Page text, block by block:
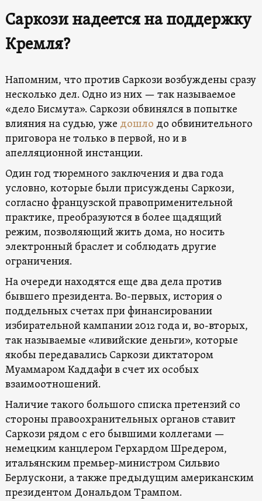
Саркози надеется на поддержку
Кремля?
Напомним, что против Саркози возбуждены сразу
несколько дел. Одно из них — так называемое
«дело Бисмута». Саркози обвинялся в попытке
влияния на судью, уже дошло до обвинительного
приговора не только в первой, но и в
апелляционной инстанции.
Один год тюремного заключения и два года
условно, которые были присуждены Саркози,
согласно французской правоприменительной
практике, преобразуются в более щадящий
режим, позволяющий жить дома, но носить
электронный браслет и соблюдать другие
ограничения.
На очереди находятся еще два дела против
бывшего президента. Во-первых, история о
поддельных счетах при финансировании
избирательной кампании 2012 года и, во-вторых,
так называемые «ливийские деньги», которые
якобы передавались Саркози диктатором
Муаммаром Каддафи в счет их особых
взаимоотношений.
Наличие такого большого списка претензий со
стороны правоохранительных органов ставит
Саркози рядом с его бывшими коллегами —
немецким канцлером Герхардом Шредером,
итальянским премьер-министром Сильвио
Берлускони, а также предыдущим американским
президентом Дональдом Трампом.